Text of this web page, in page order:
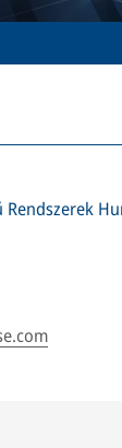
Rendszerek